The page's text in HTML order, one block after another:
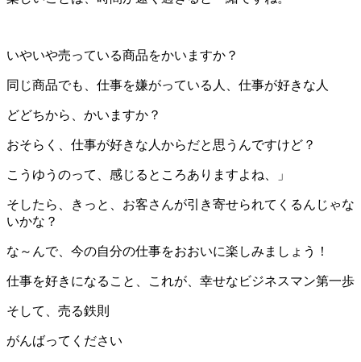
いやいや売っている商品をかいますか？
同じ商品でも、仕事を嫌がっている人、仕事が好きな人
どどちから、かいますか？
おそらく、仕事が好きな人からだと思うんですけど？
こうゆうのって、感じるところありますよね、」
そしたら、きっと、お客さんが引き寄せられてくるんじゃな
いかな？
な～んで、今の自分の仕事をおおいに楽しみましょう！
仕事を好きになること、これが、幸せなビジネスマン第一歩
そして、売る鉄則
がんばってください